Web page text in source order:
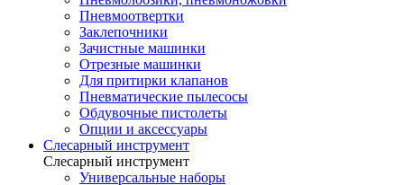
Пневмоотвертки
Заклепочники
Зачистные машинки
Отрезные машинки
Для притирки клапанов
Пневматические пылесосы
Обдувочные пистолеты
Опции и аксессуары
Слесарный инструмент
Слесарный инструмент
Универсальные наборы